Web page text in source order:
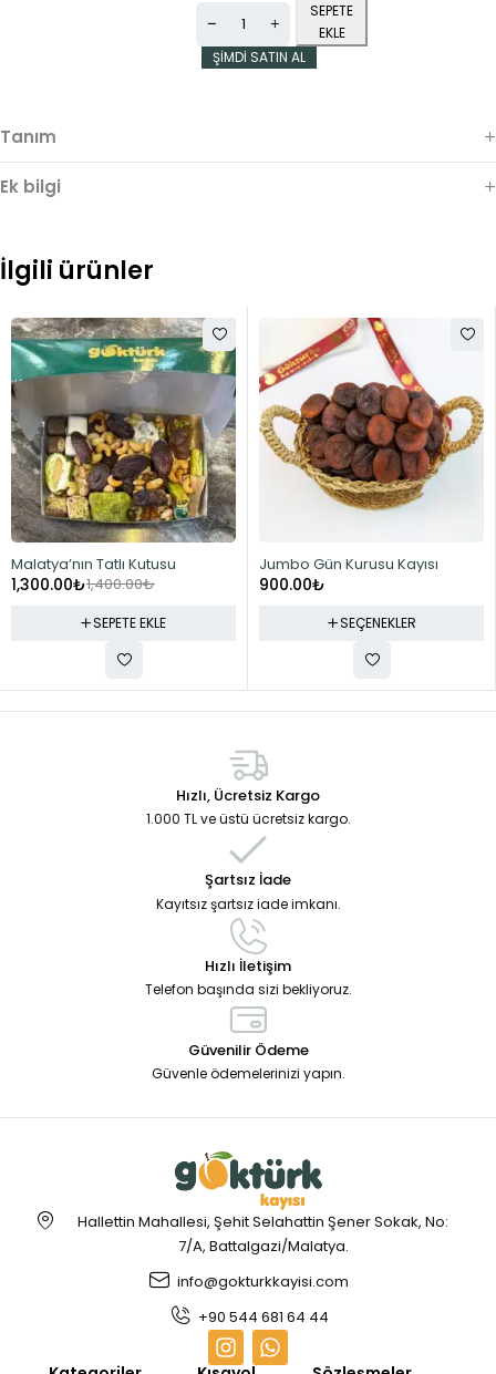
SEPETE
EKLE
ŞIMDI SATIN AL
Tanım
Ek bilgi
İlgili ürünler
-7%
Malatya’nın Tatlı Kutusu
1,400.00₺
1,300.00₺
SEPETE EKLE
Jumbo Gün Kurusu Kayısı
900.00₺
SEÇENEKLER
Hızlı, Ücretsiz Kargo
1.000 TL ve üstü ücretsiz kargo.
Şartsız İade
Kayıtsız şartsız iade imkanı.
Hızlı İletişim
Telefon başında sizi bekliyoruz.
Güvenilir Ödeme
Güvenle ödemelerinizi yapın.
Hallettin Mahallesi, Şehit Selahattin Şener Sokak, No:
7/A, Battalgazi/Malatya.
info@gokturkkayisi.com
+90 544 681 64 44